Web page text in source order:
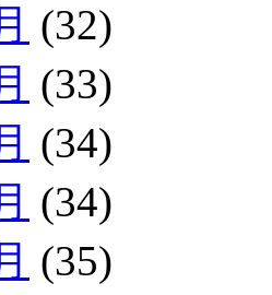
(32)
(33)
(34)
(34)
(35)